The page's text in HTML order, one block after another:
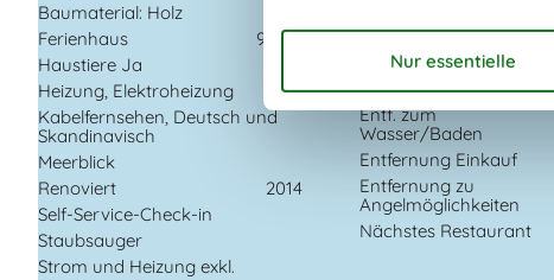
Baumaterial: Holz
Ferienhaus
93 m²
Haustiere Ja
Heizung, Elektroheizung
Kabelfernsehen, Deutsch und
Skandinavisch
Meerblick
Renoviert
2014
Self-Service-Check-in
Staubsauger
Strom und Heizung exkl.
In der Nähe
Badeland
Die nächste Stadt
Entf. zum
Wasser/Baden
Entfernung Einkauf
Entfernung zu
Angelmöglichkeiten
Nächstes Restaurant